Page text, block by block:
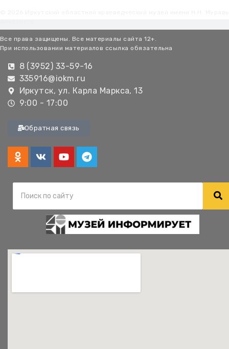
Все права защищены. Все материалы сайта 12+.
При использовании материалов ссылка обязательна
8 (3952) 33-59-16
335916@iokm.ru
Иркутск, ул. Карла Маркса, 13
9:00 - 17:00
Обратная связь